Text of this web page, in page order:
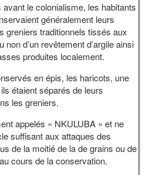
le colonialisme, les habitants
généralement leurs
greniers traditionnels tissés aux
d’un revêtement d’argile ainsi
produites localement.
en épis, les haricots, une
étaient séparés de leurs
les greniers.
appelés « NKULUBA » et ne
suffisant aux attaques des
de la moitié de la de grains ou de
cours de la conservation.